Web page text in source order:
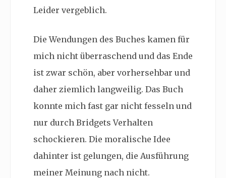
Leider vergeblich.
Die Wendungen des Buches kamen für
mich nicht überraschend und das Ende
ist zwar schön, aber vorhersehbar und
daher ziemlich langweilig. Das Buch
konnte mich fast gar nicht fesseln und
nur durch Bridgets Verhalten
schockieren. Die moralische Idee
dahinter ist gelungen, die Ausführung
meiner Meinung nach nicht.